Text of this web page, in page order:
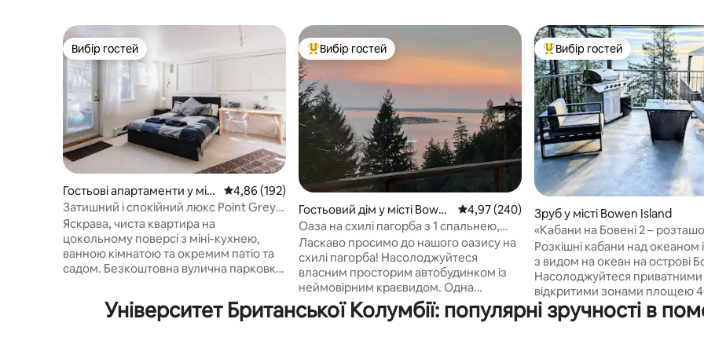
Вибір гостей
Вибір гостей
Гостьові апартаменти у міс
ті Ванкувер
Середня оцінка: 4,86 з 5, відгуки: 192
4,86 (192)
Затишний і спокійний люкс Point Grey
на порозі UBC
Яскрава, чиста квартира на
цокольному поверсі з міні-кухнею,
ванною кімнатою та окремим патіо та
садом. Безкоштовна вулична парковка.
хвилинах від UBC і в 25 хвилинах від
центру міста. У двох кварталах від
Топ вибір гостей
Вибір гостей
Гостьовий дім у місті Bowe
n Island
Середня оцінка: 4,97 з 5, відгуки: 240
4,97 (240)
Оаза на схилі пагорба з 1 спальнею,
дров’яна піч
Ласкаво просимо до нашого оазису на
схилі пагорба! Насолоджуйтеся
власним просторим автобудинком із
неймовірним краєвидом. Одна
спальня, одна ванна кімната, плита,
тостер, холодильник, розкладний
Топ вибір гостей
Вибір гостей
Зруб у місті Bowen Island
«Кабани на Бовені 2 –
океаном
Розкішні кабани над океаном
з видом на океан на острові
Насолоджуйтеся приватними
відкритими зонами площею
футів зі столиками для
душовими кабінами в
Університет Британської Колумбії: популярні зручності в